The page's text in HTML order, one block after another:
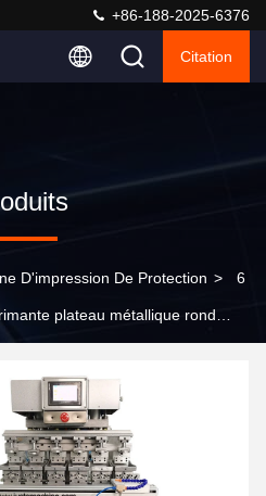
+86-188-2025-6376
Citation
D'impression De Protection > 6
plateau métallique rond